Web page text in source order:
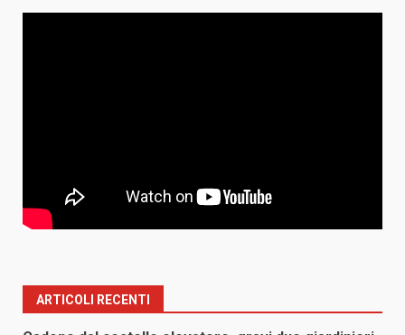
ARTICOLI RECENTI